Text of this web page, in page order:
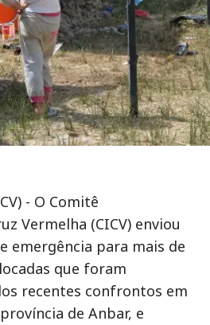
- O Comitê
Vermelha (CICV) enviou
emergência para mais de
que foram
recentes confrontos em
de Anbar, e